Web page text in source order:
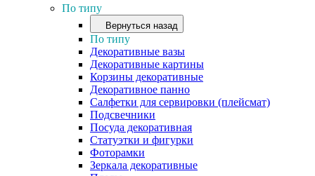
По типу
Вернуться назад
По типу
Декоративные вазы
Декоративные картины
Корзины декоративные
Декоративное панно
Салфетки для сервировки (плейсмат)
Подсвечники
Посуда декоративная
Статуэтки и фигурки
Фоторамки
Зеркала декоративные